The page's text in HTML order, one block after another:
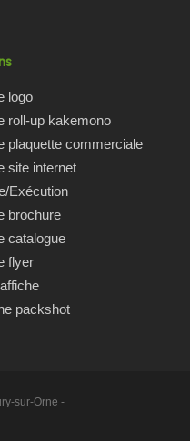
logo
roll-up kakemono
plaquette commerciale
site internet
Exécution
brochure
catalogue
flyer
packshot
sur-Orne -